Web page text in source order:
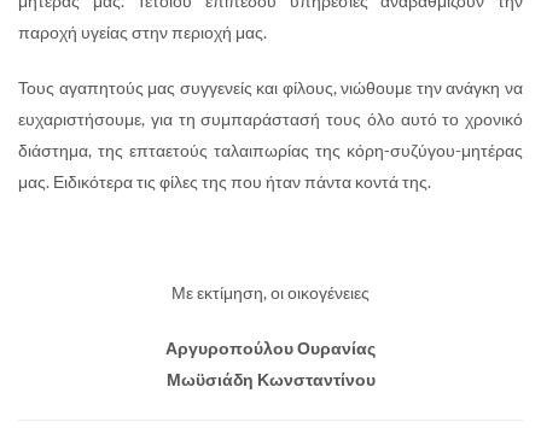
παροχή υγείας στην περιοχή μας.
Τους αγαπητούς μας συγγενείς και φίλους, νιώθουμε την ανάγκη να
ευχαριστήσουμε, για τη συμπαράστασή τους όλο αυτό το χρονικό
διάστημα, της επταετούς ταλαιπωρίας της κόρη-συζύγου-μητέρας
μας. Ειδικότερα τις φίλες της που ήταν πάντα κοντά της.
Με εκτίμηση, οι οικογένειες
Αργυροπούλου Ουρανίας
Μωϋσιάδη Κωνσταντίνου